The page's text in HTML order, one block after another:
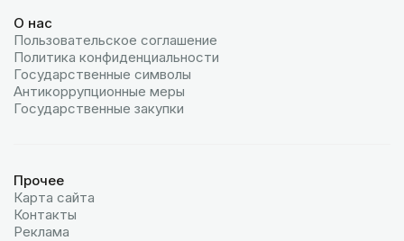
О нас
Пользовательское соглашение
Политика конфиденциальности
Государственные символы
Антикоррупционные меры
Государственные закупки
Прочее
Карта сайта
Контакты
Реклама